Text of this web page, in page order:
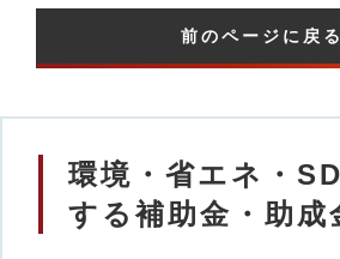
前のページに戻る
環境・省エネ・
する補助金・助成